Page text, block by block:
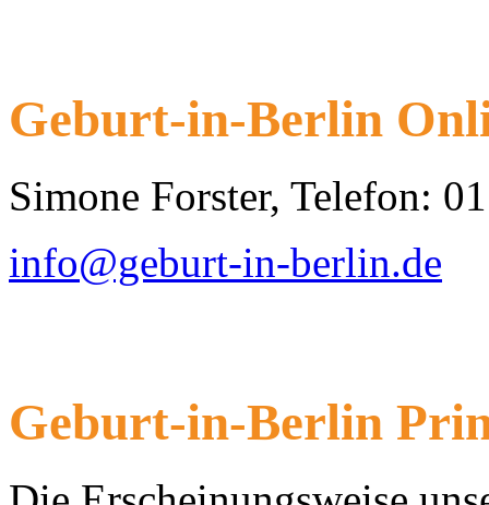
Geburt-in-Berlin
Simone Forster, Telefon:
info@geburt-in-berlin.de
Geburt-in-Berlin